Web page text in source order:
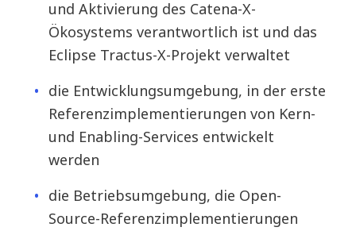
und Aktivierung des Catena-X-
Ökosystems verantwortlich ist und das
Eclipse Tractus-X-Projekt verwaltet
die Entwicklungsumgebung, in der erste
Referenzimplementierungen von Kern-
und Enabling-Services entwickelt
werden
die Betriebsumgebung, die Open-
Source-Referenzimplementierungen